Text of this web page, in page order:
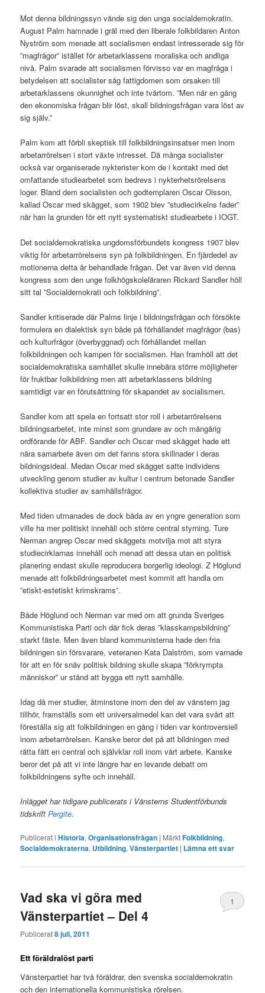
Mot denna bildningssyn vände sig den unga socialdemokratin.
August Palm hamnade i gräl med den liberale folkbildaren Anton
Nyström som menade att socialismen endast intresserade sig för
”magfrågor” istället för arbetarklassens moraliska och andliga
nivå. Palm svarade att socialismen förvisso var en magfråga i
betydelsen att socialister såg fattigdomen som orsaken till
arbetarklassens okunnighet och inte tvärtom. ”Men när en gång
den ekonomiska frågan blir löst, skall bildningsfrågan vara löst av
sig själv.”
Palm kom att förbli skeptisk till folkbildningsinsatser men inom
arbetarrörelsen i stort växte intresset. Då många socialister
också var organiserade nykterister kom de i kontakt med det
omfattande studiearbetet som bedrevs i nykterhetsrörelsens
loger. Bland dem socialisten och godtemplaren Oscar Olsson,
kallad Oscar med skägget, som 1902 blev ”studiecirkelns fader”
när han la grunden för ett nytt systematiskt studiearbete i IOGT.
Det socialdemokratiska ungdomsförbundets kongress 1907 blev
viktig för arbetarrörelsens syn på folkbildningen. En fjärdedel av
motionerna detta år behandlade frågan. Det var även vid denna
kongress som den unge folkhögskoleläraren Rickard Sandler höll
sitt tal ”Socialdemokrati och folkbildning”.
Sandler kritiserade där Palms linje i bildningsfrågan och försökte
formulera en dialektisk syn både på förhållandet magfrågor (bas)
och kulturfrågor (överbyggnad) och förhållandet mellan
folkbildningen och kampen för socialismen. Han framhöll att det
socialdemokratiska samhället skulle innebära större möjligheter
för fruktbar folkbildning men att arbetarklassens bildning
samtidigt var en förutsättning för skapandet av socialismen.
Sandler kom att spela en fortsatt stor roll i arbetarrörelsens
bildningsarbetet, inte minst som grundare av och mångårig
ordförande för ABF. Sandler och Oscar med skägget hade ett
nära samarbete även om det fanns stora skillnader i deras
bildningsideal. Medan Oscar med skägget satte individens
utveckling genom studier av kultur i centrum betonade Sandler
kollektiva studier av samhällsfrågor.
Med tiden utmanades de dock båda av en yngre generation som
ville ha mer politiskt innehåll och större central styrning. Ture
Nerman angrep Oscar med skäggets motvilja mot att styra
studiecirklarnas innehåll och menad att dessa utan en politisk
planering endast skulle reproducera borgerlig ideologi. Z Höglund
menade att folkbildningsarbetet mest kommit att handla om
”etiskt-estetiskt krimskrams”.
Både Höglund och Nerman var med om att grunda Sveriges
Kommunistiska Parti och där fick deras ”klasskampsbildning”
starkt fäste. Men även bland kommunisterna hade den fria
bildningen sin försvarare, veteranen Kata Dalström, som varnade
för att en för snäv politisk bildning skulle skapa ”förkrympta
människor” ur stånd att bygga ett nytt samhälle.
Idag då mer studier, åtminstone inom den del av vänstern jag
tillhör, framställs som ett universalmedel kan det vara svårt att
föreställa sig att folkbildningen en gång i tiden var kontroversiell
inom arbetarrörelsen. Kanske beror det på att bildningen med
rätta fått en central och självklar roll inom vårt arbete. Kanske
beror det på att vi inte längre har en levande debatt om
folkbildningens syfte och innehåll.
Inlägget har tidigare publicerats i Vänsterns Studentförbunds
tidskriftPergite.
Publicerat i Historia,Organisationsfrågan | MärktFolkbildning,
Socialdemokraterna, Utbildning,Vänsterpartiet | Lämna ett svar
Vad ska vi göra med
Vänsterpartiet – Del 4
Publicerat8 juli, 2011
1
Ett föräldralöst parti
Vänsterpartiet har två föräldrar, den svenska socialdemokratin
och den internationella kommunistiska rörelsen.